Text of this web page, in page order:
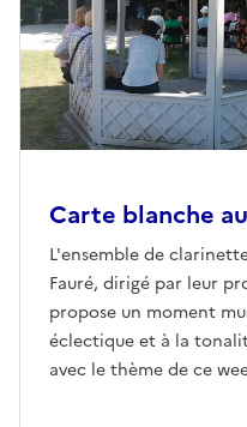
Carte blanche
L'ensemble de
Fauré, dirigé par leur
propose un moment
éclectique et à la
avec le thème de ce